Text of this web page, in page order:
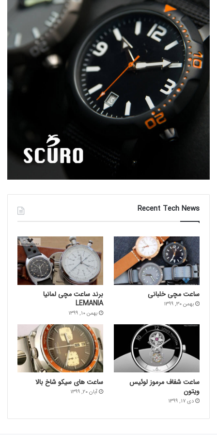
AVI-8 Watches | اطلاعات بیشتر |وب سایت رسمی
Avio Milano Watches | اطلاعات بیشتر | وب سایت رسمی
AVRA Watches | اطلاعات بیشتر|وب سایت رسمی
Ayers Watches | اطلاعات بیشتر | وب سایت رسمی
اطلاعات بیشتر|Kickstarter
B & A Watches |اطلاعات بیشتر|Kickstarter
BaliHa´i Watches | اطلاعات بیشتر|وب سایت رسمی
Baldieri Watches | اطلاعات بیشتر |وب سایت رسمی
Baltic Watches | اطلاعات بیشتر وب سایت رسمی
Baltic Time Watches | اطلاعات بیشتر |وب سایت رسمی
Balticus Watches | اطلاعات بیشتر |وب سایت رسمی
Bangalore Watch Co Watches | اطلاعات بیشتر |وب
سایت رسمی
Recent Tech News
ساعت‌ مچی خلبانی
بهمن ۳۰, ۱۳۹۹
برند ساعت مچی لمانیا
LEMANIA
بهمن ۱۰, ۱۳۹۹
ساعت شفاف مرموز لوئیس
ویتون
دی ۱۷, ۱۳۹۹
ساعت های سیکو شاخ بالا
آبان ۲۰, ۱۳۹۹